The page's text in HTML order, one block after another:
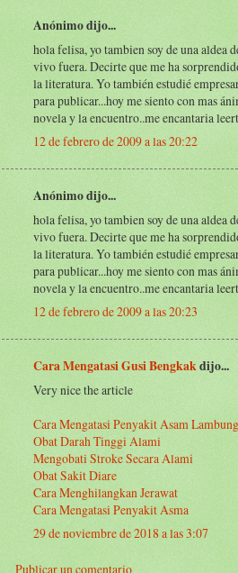
Anónimo dijo...
hola felisa, yo tambien soy de una aldea
vivo fuera. Decirte que me ha
la literatura. Yo también estudié
para publicar...hoy me siento con mas
novela y la encuentro..me encantaria
12 de febrero de 2009 a las 20:22
Anónimo dijo...
hola felisa, yo tambien soy de una aldea
vivo fuera. Decirte que me ha
la literatura. Yo también estudié
para publicar...hoy me siento con mas
novela y la encuentro..me encantaria
12 de febrero de 2009 a las 20:23
Cara Mengatasi Gusi Bengkakdijo...
Very nice the article
Cara Mengatasi Penyakit Asam Lambung
Obat Darah Tinggi Alami
Mengobati Stroke Secara Alami
Obat Sakit Diare
Cara Menghilangkan Jerawat
Cara Mengatasi Penyakit Asma
29 de noviembre de 2018 a las 3:07
Publicar un comentario